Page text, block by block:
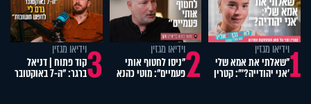
1וידיאו מגזין
"שאלתי את אמא שלי
'אני יהודייה?'": קטרין 2וידיאו מגזין
"ניסו לחטוף אותי
פעמיים": מוטי כהנא 3וידיאו מגזין
קוד פתוח | דניאל
ברגר: "ה-7 באוקטובר